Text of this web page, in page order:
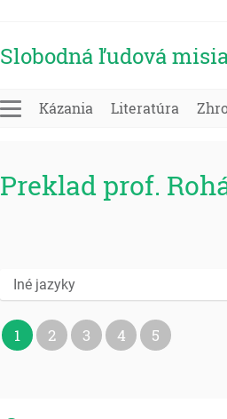
Slobodná ľudová
Kázania Literatúra
Preklad prof.
Iné jazyky
1 2 3 4 5